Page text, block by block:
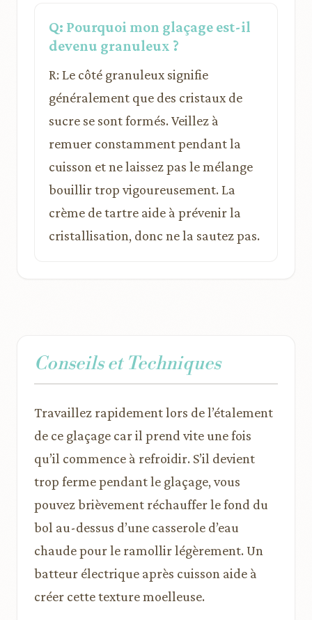
Q: Pourquoi mon glaçage est-il
devenu granuleux ?
R: Le côté granuleux signifie
généralement que des cristaux de
sucre se sont formés. Veillez à
remuer constamment pendant la
cuisson et ne laissez pas le mélange
bouillir trop vigoureusement. La
crème de tartre aide à prévenir la
cristallisation, donc ne la sautez pas.
Conseils et Techniques
Travaillez rapidement lors de l’étalement
de ce glaçage car il prend vite une fois
qu’il commence à refroidir. S’il devient
trop ferme pendant le glaçage, vous
pouvez brièvement réchauffer le fond du
bol au-dessus d’une casserole d’eau
chaude pour le ramollir légèrement. Un
batteur électrique après cuisson aide à
créer cette texture moelleuse.